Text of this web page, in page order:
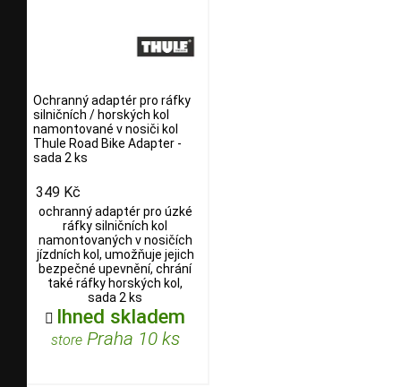
Ochranný adaptér pro ráfky
silničních / horských kol
namontované v nosiči kol
Thule Road Bike Adapter -
sada 2 ks
349 Kč
ochranný adaptér pro úzké
ráfky silničních kol
namontovaných v nosičích
jízdních kol, umožňuje jejich
bezpečné upevnění, chrání
také ráfky horských kol,
sada 2 ks
 Ihned skladem
storePraha 10 ks